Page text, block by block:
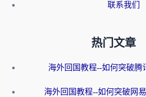
联系我们
热门文章
海外回国教程--如何突破腾
海外回国教程--如何突破网